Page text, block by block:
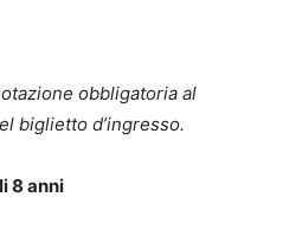
obbligatoria al
biglietto d’ingresso.
8 anni